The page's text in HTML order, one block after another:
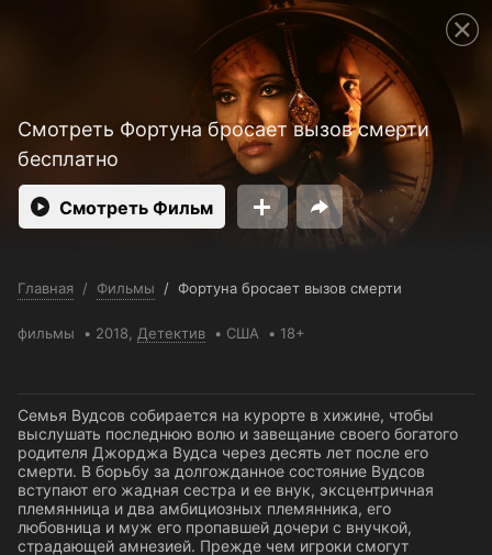
Смотреть Фортуна бросает вызов смерти
бесплатно
Смотреть Фильм
Главная / Фильмы / Фортуна бросает вызов смерти
фильмы 2018, Детектив США 18+
Семья Вудсов собирается на курорте в хижине, чтобы
выслушать последнюю волю и завещание своего богатого
родителя Джорджа Вудса через десять лет после его
смерти. В борьбу за долгожданное состояние Вудсов
вступают его жадная сестра и ее внук, эксцентричная
племянница и два амбициозных племянника, его
любовница и муж его пропавшей дочери с внучкой,
страдающей амнезией. Прежде чем игроки смогут
Пользовательское соглашение
Политика конфиденциальности
Открыть приложение
Ввести промокод